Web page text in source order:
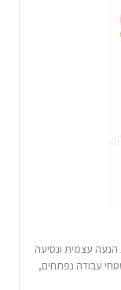
עצמית ונסיעה
במה זו כ-14.19 מטר. משטחי עבודה נפתחים,